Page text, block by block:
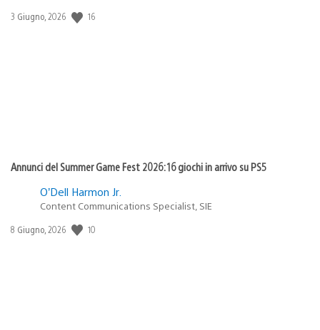
Data
3 Giugno, 2026 16
Annunci del Summer Game Fest 2026: 16 giochi in arrivo su PS5
O’Dell Harmon Jr.
Content Communications Specialist, SIE
Data
8 Giugno, 2026 10